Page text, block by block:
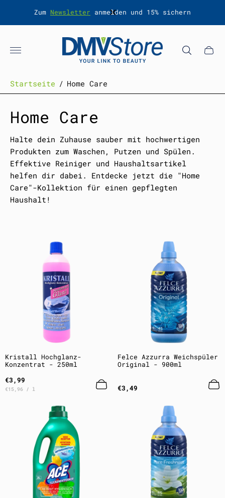
Zum Newsletter anmelden und 15% sichern
Laden-
Logo"
Startseite / Home Care
Home Care
Halte dein Zuhause sauber mit hochwertigen
Produkten zum Waschen, Putzen und Spülen.
Effektive Reiniger und Haushaltsartikel
helfen dir dabei. Entdecke jetzt die "Home
Care"-Kollektion für einen gepflegten
Haushalt!
Kristall Hochglanz-
Konzentrat - 250ml
Regulärer
Preis
€3,99
Preis
€15,96 / pro
l
Felce Azzurra Weichspüler
Original - 900ml
Regulärer
Preis
€3,49